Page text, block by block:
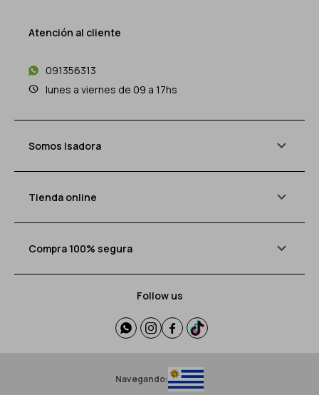
Atención al cliente
091356313
lunes a viernes de 09 a 17hs
Tienda online
Somos Isadora
Compra 100% segura
Follow us


 
Navegando: